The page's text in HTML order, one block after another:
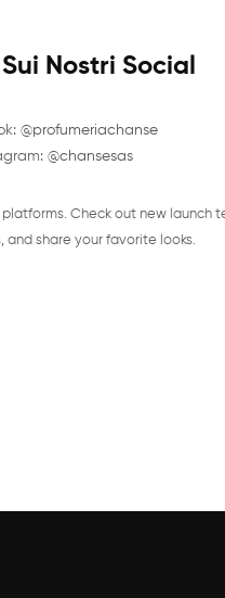
Nostri Social
@profumeriachanse
@chansesas
Check out new launch
and share your favorite looks.